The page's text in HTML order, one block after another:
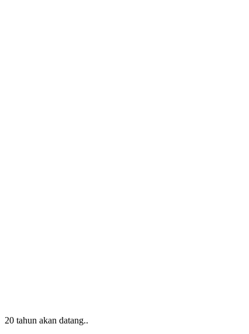
20 tahun akan datang..